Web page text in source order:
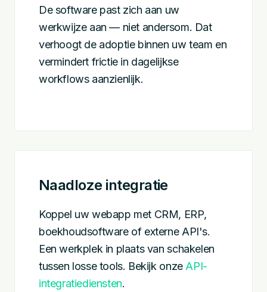
De software past zich aan uw
werkwijze aan — niet andersom. Dat
verhoogt de adoptie binnen uw team en
vermindert frictie in dagelijkse
workflows aanzienlijk.
Naadloze integratie
Koppel uw webapp met CRM, ERP,
boekhoudsoftware of externe API's.
Een werkplek in plaats van schakelen
tussen losse tools. Bekijk onze API-
integratiediensten.